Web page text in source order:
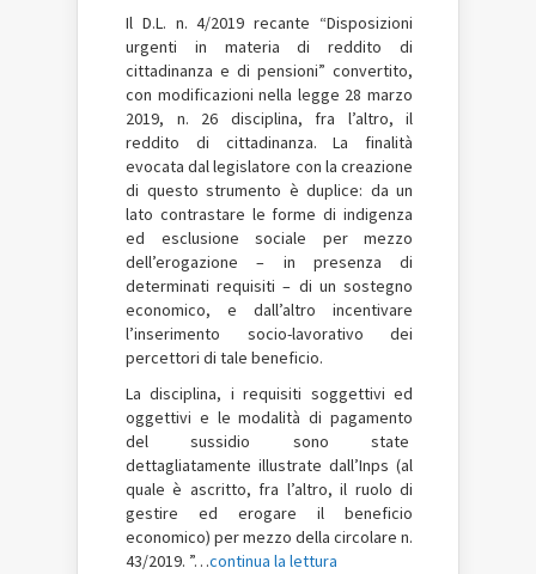
Il D.L. n. 4/2019 recante “Disposizioni
urgenti in materia di reddito di
cittadinanza e di pensioni” convertito,
con modificazioni nella legge 28 marzo
2019, n. 26 disciplina, fra l’altro, il
reddito di cittadinanza. La finalità
evocata dal legislatore con la creazione
di questo strumento è duplice: da un
lato contrastare le forme di indigenza
ed esclusione sociale per mezzo
dell’erogazione – in presenza di
determinati requisiti – di un sostegno
economico, e dall’altro incentivare
l’inserimento socio-lavorativo dei
percettori di tale beneficio.
La disciplina, i requisiti soggettivi ed
oggettivi e le modalità di pagamento
del sussidio sono state
dettagliatamente illustrate dall’Inps (al
quale è ascritto, fra l’altro, il ruolo di
gestire ed erogare il beneficio
economico) per mezzo della circolare n.
43/2019. ”…continua la lettura